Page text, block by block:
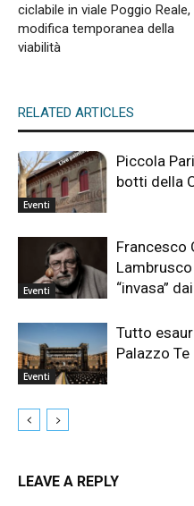
ciclabile in viale Poggio Reale,
modifica temporanea della
viabilità
RELATED ARTICLES
Eventi
Piccola
botti della
Eventi
Francesco
“invasa”
Eventi
Tutto
Palazzo Te
LEAVE A REPLY